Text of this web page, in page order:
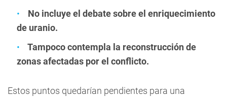
No incluye el debate sobre el enriquecimiento
de uranio.
Tampoco contempla la reconstrucción de
zonas afectadas por el conflicto.
Estos puntos quedarían pendientes para una